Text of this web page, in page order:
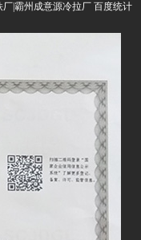
|霸州成意源冷拉厂 百度统计